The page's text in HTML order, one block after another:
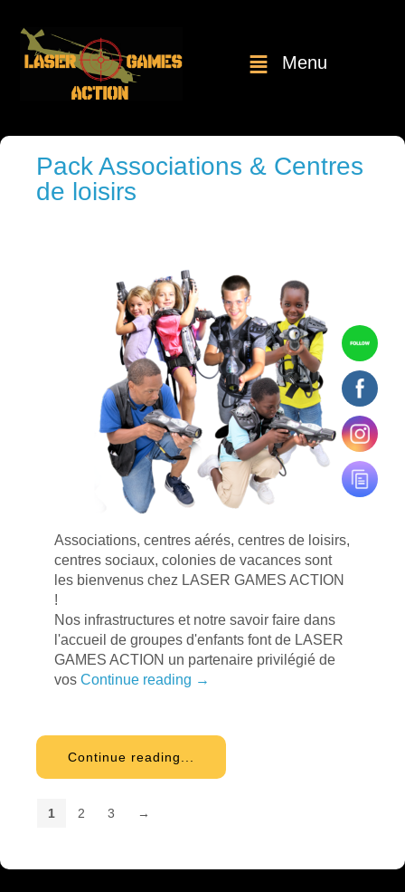
Menu
Pack Associations & Centres
de loisirs
Associations, centres aérés, centres de loisirs,
centres sociaux, colonies de vacances sont
les bienvenus chez LASER GAMES ACTION
!
Nos infrastructures et notre savoir faire dans
l'accueil de groupes d'enfants font de LASER
GAMES ACTION un partenaire privilégié de
vos Continue reading →
Continue reading...
1 2 3 →